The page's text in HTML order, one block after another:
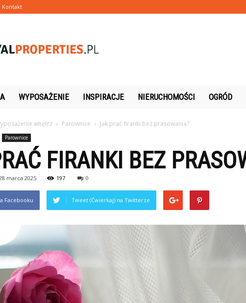
Kontakt
WYPOSAŻENIE INSPIRACJE NIERUCHOMOŚCI OGRÓD
wnętrz Parownice Jak prać firanki bez prasowania?
Parownice
FIRANKI BEZ
marca 2025 197 0
Facebooku Tweet (Ćwierkaj) na Twitterze